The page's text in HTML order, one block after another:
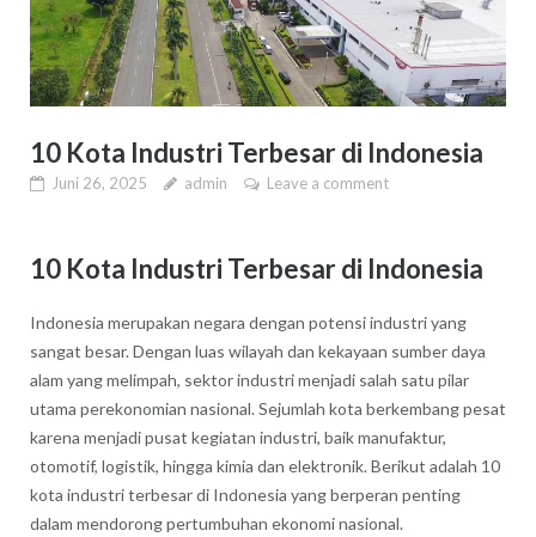
10 Kota Industri Terbesar di Indonesia
Juni 26, 2025 admin Leave a comment
10 Kota Industri Terbesar di Indonesia
Indonesia merupakan negara dengan potensi industri yang
sangat besar. Dengan luas wilayah dan kekayaan sumber daya
alam yang melimpah, sektor industri menjadi salah satu pilar
utama perekonomian nasional. Sejumlah kota berkembang pesat
karena menjadi pusat kegiatan industri, baik manufaktur,
otomotif, logistik, hingga kimia dan elektronik. Berikut adalah 10
kota industri terbesar di Indonesia yang berperan penting
dalam mendorong pertumbuhan ekonomi nasional.